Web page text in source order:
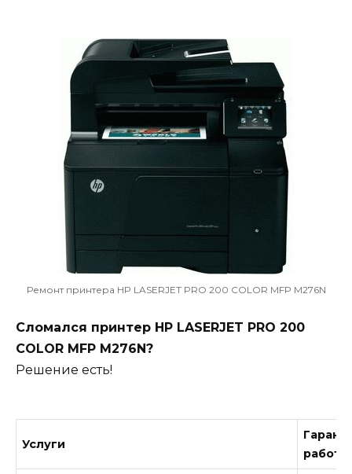
Ремонт принтера HP LASERJET PRO 200 COLOR MFP M276N
Сломался принтер HP LASERJET PRO 200
COLOR MFP M276N?
Решение есть!
Услуги
работу